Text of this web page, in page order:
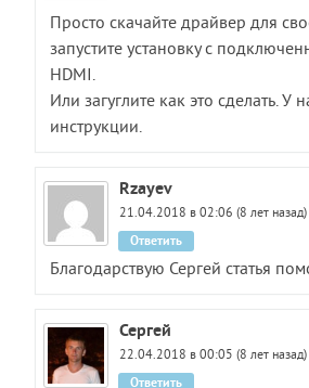
Просто скачайте драйвер для
запустите установку с
HDMI.
Или загуглите как это сделать. У
инструкции.
Rzayev
21.04.2018 в 02:06 (8 лет назад)
Благодарствую Сергей статья
Ответить
Сергей
22.04.2018 в 00:05 (8 лет назад)
Ответить